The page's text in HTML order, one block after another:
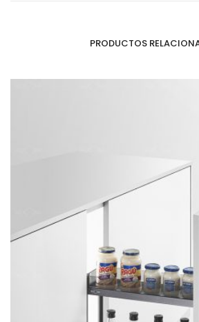
PRODUCTOS